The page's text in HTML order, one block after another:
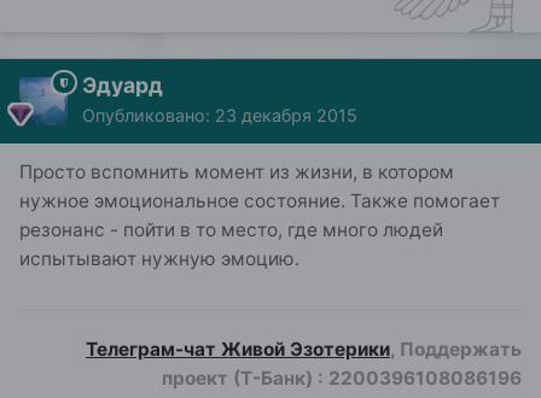
Эдуард
Опубликовано: 23 декабря 2015
Просто вспомнить момент из жизни, в котором
нужное эмоциональное состояние. Также помогает
резонанс - пойти в то место, где много людей
испытывают нужную эмоцию.
Телеграм-чат Живой Эзотерики, Поддержать
проект (Т-Банк) : 2200396108086196